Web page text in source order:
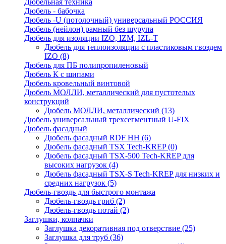
Дюбельная техника
Дюбель - бабочка
Дюбель -U (потолочный) универсальный РОССИЯ
Дюбель (нейлон) рамный без шурупа
Дюбель для изоляции IZO, IZM, IZL-T
Дюбель для теплоизоляции с пластиковым гвоздем
IZO (8)
Дюбель для ПБ полипропиленовый
Дюбель К с шипами
Дюбель кровельный винтовой
Дюбель МОЛЛИ, металлический для пустотелых
конструкций
Дюбель МОЛЛИ, металлический (13)
Дюбель универсальный трехсегментный U-FIX
Дюбель фасадный
Дюбель фасадный RDF НН (6)
Дюбель фасадный TSX Tech-KREP(0)
Дюбель фасадный TSX-500 Tech-KREP для
высоких нагрузок (4)
Дюбель фасадный TSX-S Tech-KREP для низких и
средних нагрузок (5)
Дюбель-гвоздь для быстрого монтажа
Дюбель-гвоздь гриб (2)
Дюбель-гвоздь потай (2)
Заглушки, колпачки
Заглушка декоративная под отверствие (25)
Заглушка для труб (36)